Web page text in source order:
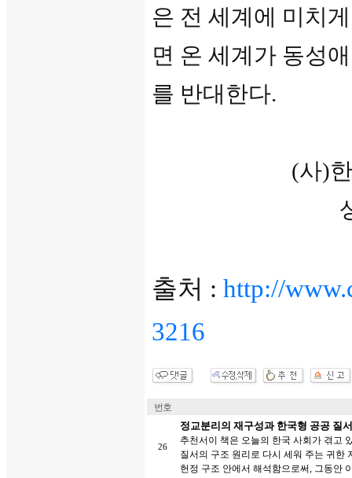
은 전 세계에 미치
면 온 세계가 동성
를 반대한다.
(사)
출처 : http://
3216
번호
26
정교분리의 재구성과 한국형 공공 질
추천서이 책은 오늘의 한국 사회가 겪고
질서의 구조 원리로 다시 세워 주는 귀한
헌정 구조 안에서 해석함으로써, 그동안